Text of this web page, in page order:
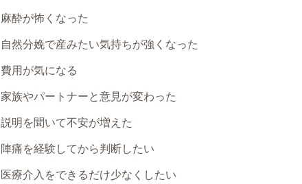
麻酔が怖くなった
自然分娩で産みたい気持ちが強くなった
費用が気になる
家族やパートナーと意見が変わった
説明を聞いて不安が増えた
陣痛を経験してから判断したい
医療介入をできるだけ少なくしたい